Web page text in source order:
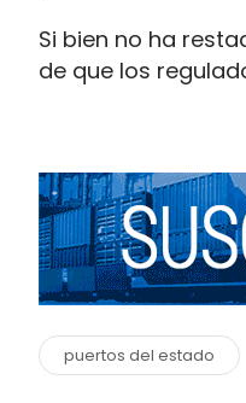
Si bien no ha
de que los
puertos del estado